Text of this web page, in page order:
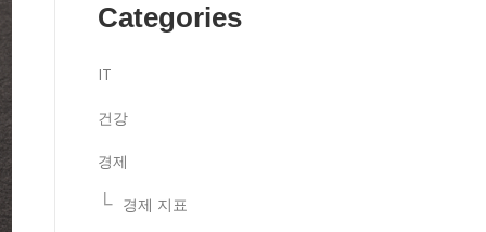
Categories
IT
건강
경제
경제 지표